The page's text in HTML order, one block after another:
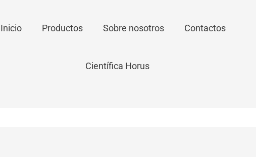
Inicio Productos Sobre nosotros Contactos